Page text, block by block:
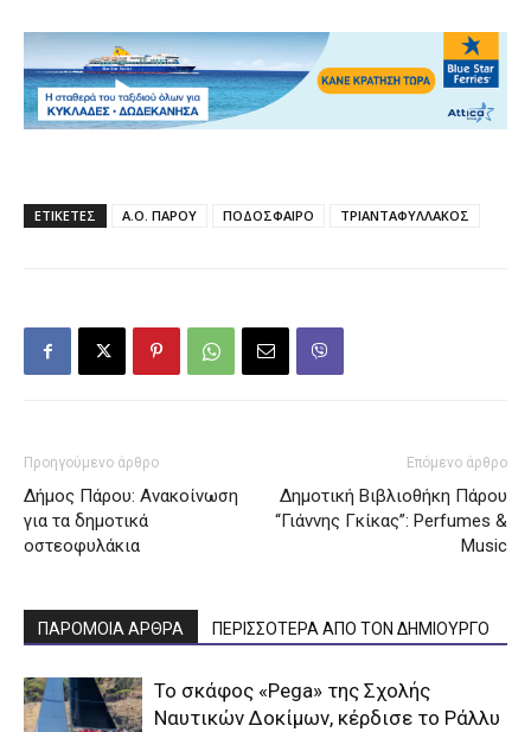
ΕΤΙΚΕΤΕΣ Α.Ο. ΠΑΡΟΥ ΠΟΔΟΣΦΑΙΡΟ ΤΡΙΑΝΤΑΦΥΛΛΑΚΟΣ
Προηγούμενο άρθρο
Δήμος Πάρου: Ανακοίνωση
για τα δημοτικά
οστεοφυλάκια
Επόμενο άρθρο
Δημοτική Βιβλιοθήκη Πάρου
“Γιάννης Γκίκας”: Perfumes &
Music
ΠΑΡΟΜΟΙΑ ΑΡΘΡΑ ΠΕΡΙΣΣΟΤΕΡΑ ΑΠΟ ΤΟΝ ΔΗΜΙΟΥΡΓΟ
To σκάφος «Pega» της Σχολής
Ναυτικών Δοκίμων, κέρδισε το Ράλλυ